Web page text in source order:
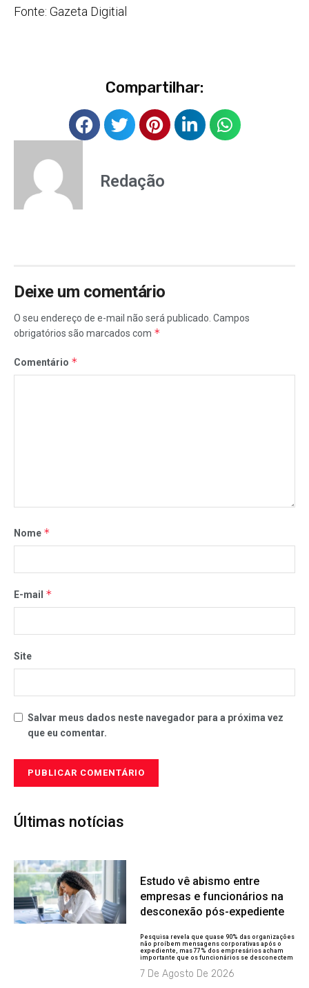
Fonte: Gazeta Digitial
Compartilhar:
Redação
Deixe um comentário
O seu endereço de e-mail não será publicado. Campos
obrigatórios são marcados com *
Comentário *
Nome *
E-mail *
Site
Salvar meus dados neste navegador para a próxima vez
que eu comentar.
Últimas notícias
Estudo vê abismo entre
empresas e funcionários na
desconexão pós-expediente
Pesquisa revela que quase 90% das organizações
não proíbem mensagens corporativas após o
expediente, mas 77% dos empresários acham
importante que os funcionários se desconectem
7 De Agosto De 2026